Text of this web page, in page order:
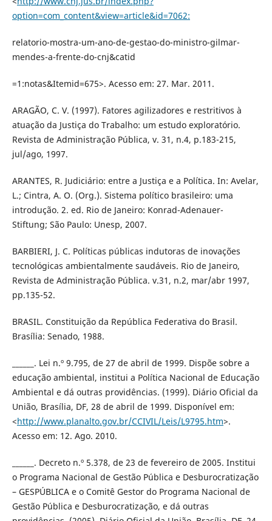
option=com_content&view=article&id=7062:
relatorio-mostra-um-ano-de-gestao-do-ministro-gilmar-
mendes-a-frente-do-cnj&catid
=1:notas&Itemid=675>. Acesso em: 27. Mar. 2011.
ARAGÃO, C. V. (1997). Fatores agilizadores e restritivos à
atuação da Justiça do Trabalho: um estudo exploratório.
Revista de Administração Pública, v. 31, n.4, p.183-215,
jul/ago, 1997.
ARANTES, R. Judiciário: entre a Justiça e a Política. In: Avelar,
L.; Cintra, A. O. (Org.). Sistema político brasileiro: uma
introdução. 2. ed. Rio de Janeiro: Konrad-Adenauer-
Stiftung; São Paulo: Unesp, 2007.
BARBIERI, J. C. Políticas públicas indutoras de inovações
tecnológicas ambientalmente saudáveis. Rio de Janeiro,
Revista de Administração Pública. v.31, n.2, mar/abr 1997,
pp.135-52.
BRASIL. Constituição da República Federativa do Brasil.
Brasília: Senado, 1988.
______. Lei n.º 9.795, de 27 de abril de 1999. Dispõe sobre a
educação ambiental, institui a Política Nacional de Educação
Ambiental e dá outras providências. (1999). Diário Oficial da
União, Brasília, DF, 28 de abril de 1999. Disponível em:
<http://www.planalto.gov.br/CCIVIL/Leis/L9795.htm>.
Acesso em: 12. Ago. 2010.
______. Decreto n.º 5.378, de 23 de fevereiro de 2005. Institui
o Programa Nacional de Gestão Pública e Desburocratização
– GESPÚBLICA e o Comitê Gestor do Programa Nacional de
Gestão Pública e Desburocratização, e dá outras